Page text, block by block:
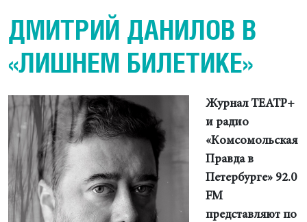
ДМИТРИЙ ДАНИЛОВ В
«ЛИШНЕМ БИЛЕТИКЕ»
Журнал ТЕАТР+
и радио
«Комсомольская
Правда в
Петербурге» 92.0
FM
представляют по